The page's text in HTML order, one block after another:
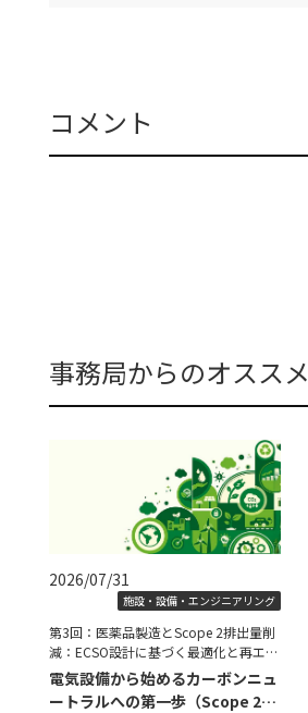
コメント
事務局からのオススメ
2026/07/31
施設・設備・エンジニアリング
第3回：医薬品製造とScope 2排出量削
減：ECSO設計に基づく最適化と再エネ
導入の具体策
電気設備から始めるカーボンニュ
ートラルへの第一歩（Scope 2削